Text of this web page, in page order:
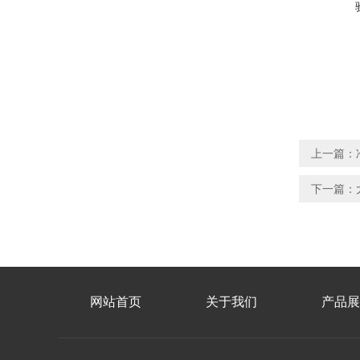
上一篇：
下一篇：
网站首页 关于我们 产品